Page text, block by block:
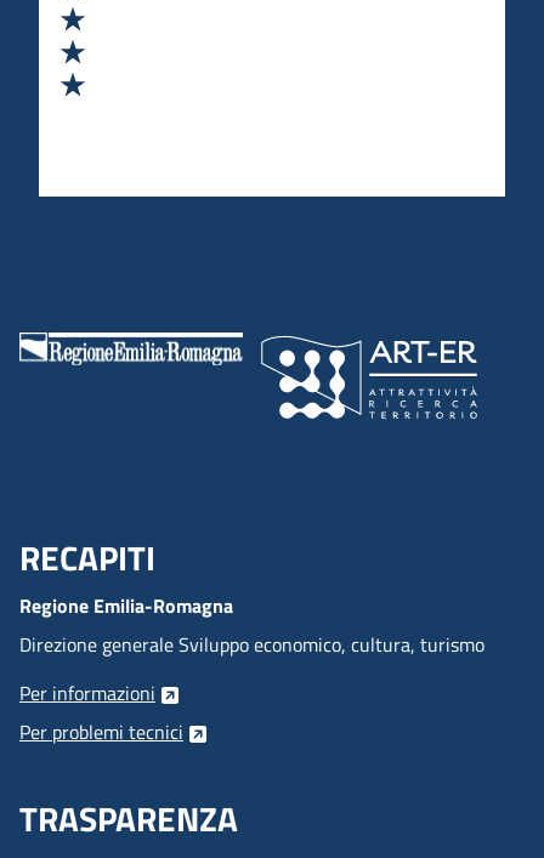
Menu Footer
RECAPITI
Regione Emilia-Romagna
Direzione generale Sviluppo economico, cultura, turismo
Per informazioni
Per problemi tecnici
TRASPARENZA